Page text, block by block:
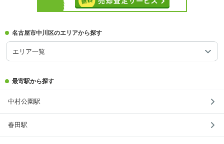
名古屋市中川区のエリアから探す
エリア一覧
最寄駅から探す
中村公園駅
春田駅